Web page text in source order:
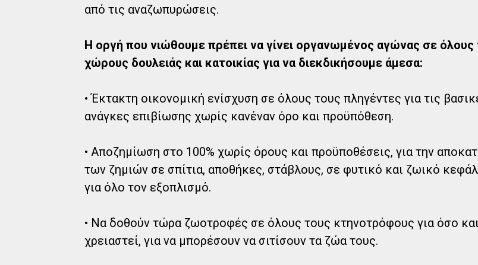
από τις αναζωπυρώσεις.
Η οργή που νιώθουμε πρέπει να γίνει οργανωμένος αγώνας σε όλους
χώρους δουλειάς και κατοικίας για να διεκδικήσουμε άμεσα:
• Έκτακτη οικονομική ενίσχυση σε όλους τους πληγέντες για τις
ανάγκες επιβίωσης χωρίς κανέναν όρο και προϋπόθεση.
• Αποζημίωση στο 100% χωρίς όρους και προϋποθέσεις, για την
των ζημιών σε σπίτια, αποθήκες, στάβλους, σε φυτικό και ζωικό
για όλο τον εξοπλισμό.
• Να δοθούν τώρα ζωοτροφές σε όλους τους κτηνοτρόφους για όσο
χρειαστεί, για να μπορέσουν να σιτίσουν τα ζώα τους.